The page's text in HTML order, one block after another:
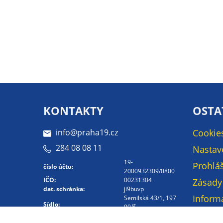
KONTAKTY
info@praha19.cz
284 08 08 11
číslo účtu:
19-
2000932309/0800
IČO:
00231304
dat. schránka:
ji9buvp
Sídlo:
Semilská 43/1, 197
00